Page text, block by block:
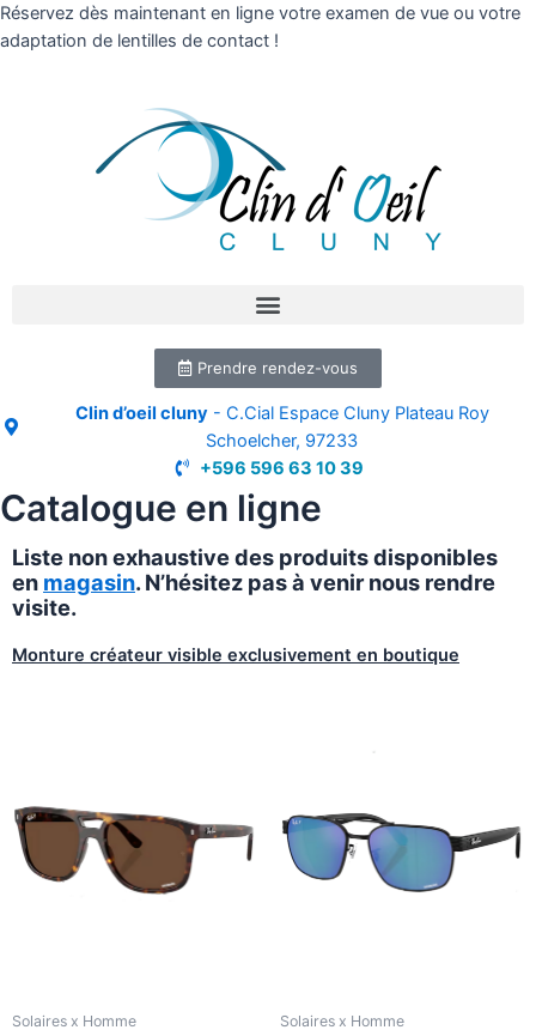
Réservez dès maintenant en ligne votre examen de vue ou votre
adaptation de lentilles de contact !
Prendre rendez-vous
Clin d’oeil cluny- C.Cial Espace Cluny Plateau Roy
Schoelcher, 97233
+596 596 63 10 39
Catalogue en ligne
Liste non exhaustive des produits disponibles
en magasin. N’hésitez pas à venir nous rendre
visite.
Monture créateur visible exclusivement en boutique
Solaires x Homme Solaires x Homme